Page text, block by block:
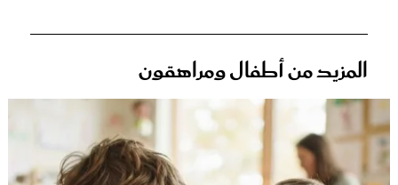
المزيد من أطفال ومراهقون